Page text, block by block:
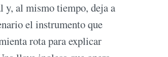
y, al mismo tiempo, deja a
el instrumento que
rota para explicar